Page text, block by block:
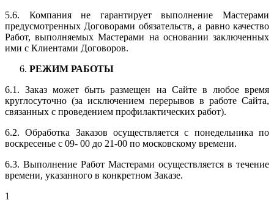
5.6. Компания не гарантирует выполнение Мастерами
предусмотренных Договорами обязательств, а равно качество
Работ, выполняемых Мастерами на основании заключенных
ими с Клиентами Договоров.
РЕЖИМ РАБОТЫ
6.1. Заказ может быть размещен на Сайте в любое время
круглосуточно (за исключением перерывов в работе Сайта,
связанных с проведением профилактических работ).
6.2. Обработка Заказов осуществляется с понедельника по
воскресенье с 09- 00 до 21-00 по московскому времени.
6.3. Выполнение Работ Мастерами осуществляется в течение
времени, указанного в конкретном Заказе.
1